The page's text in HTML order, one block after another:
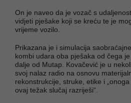
On je naveo da je vozač s
vidjeti pješake koji se kreću te je
vrijeme vozilo.
Prikazana je i simulacija
kombi udara oba pješaka od čega
dalje od Mutap. Kovačević je u
svoj nalaz radio na osnovu
rekonstrukcije, struke, etike i
ovaj težak slučaj razriješi“.